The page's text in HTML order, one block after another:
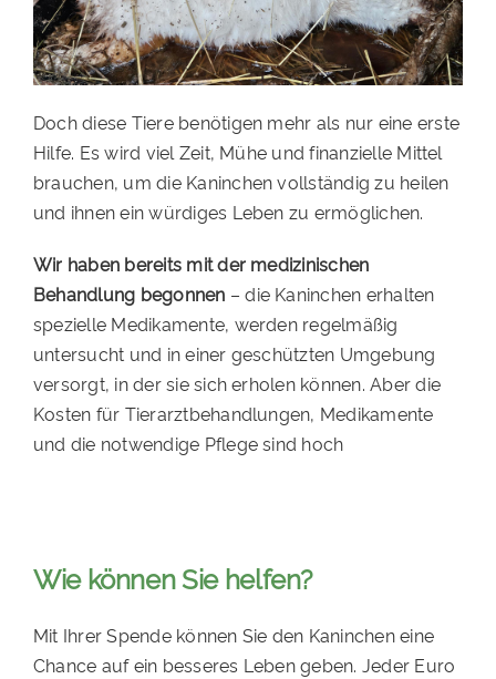
Doch diese Tiere benötigen mehr als nur eine erste
Hilfe. Es wird viel Zeit, Mühe und finanzielle Mittel
brauchen, um die Kaninchen vollständig zu heilen
und ihnen ein würdiges Leben zu ermöglichen.
Wir haben bereits mit der medizinischen
Behandlung begonnen – die Kaninchen erhalten
spezielle Medikamente, werden regelmäßig
untersucht und in einer geschützten Umgebung
versorgt, in der sie sich erholen können. Aber die
Kosten für Tierarztbehandlungen, Medikamente
und die notwendige Pflege sind hoch
Wie können Sie helfen?
Mit Ihrer Spende können Sie den Kaninchen eine
Chance auf ein besseres Leben geben. Jeder Euro